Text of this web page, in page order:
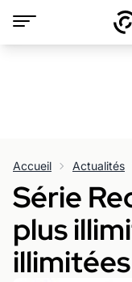
Accueil Actualités
Série
plus